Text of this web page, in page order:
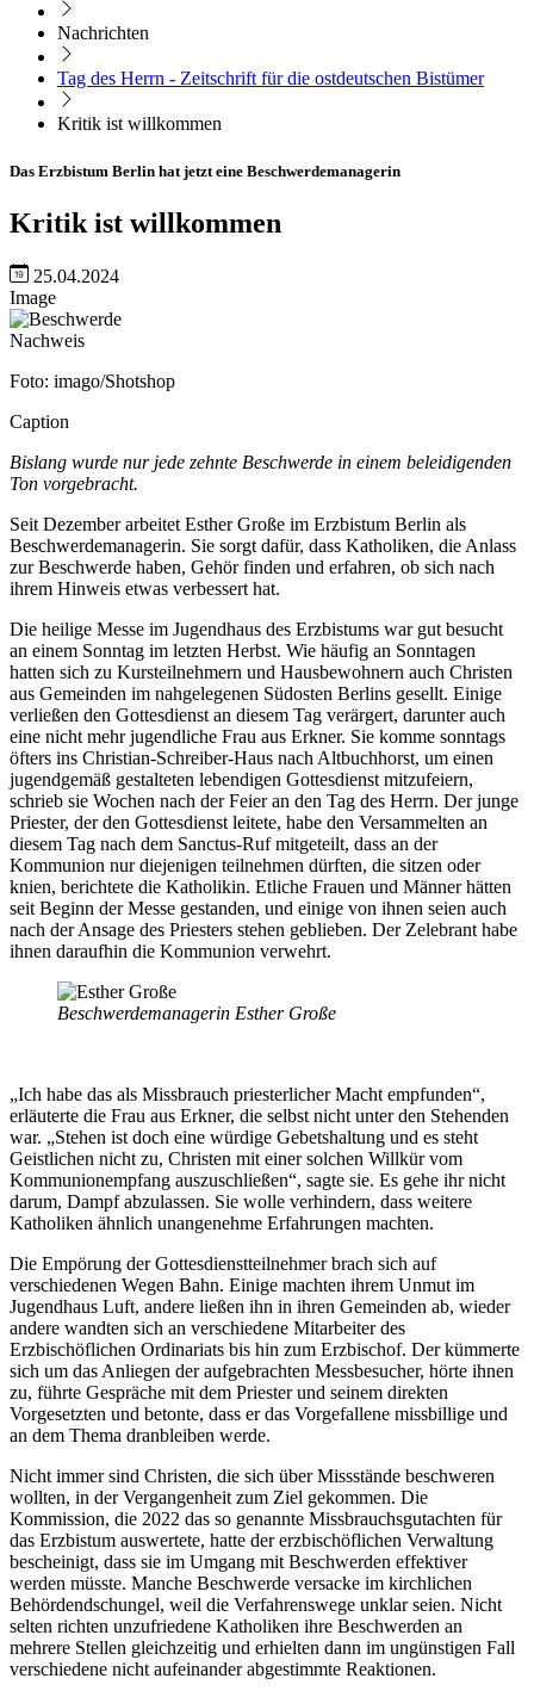
Nachrichten
Tag des Herrn - Zeitschrift für die ostdeutschen Bistümer
Kritik ist willkommen
Das Erzbistum Berlin hat jetzt eine Beschwerdemanagerin
Kritik ist willkommen
25.04.2024
Image
Nachweis
Foto: imago/Shotshop
Caption
Bislang wurde nur jede zehnte Beschwerde in einem beleidigenden
Ton vorgebracht.
Seit Dezember arbeitet Esther Große im Erzbistum Berlin als
Beschwerdemanagerin. Sie sorgt dafür, dass Katholiken, die Anlass
zur Beschwerde haben, Gehör finden und erfahren, ob sich nach
ihrem Hinweis etwas verbessert hat.
Die heilige Messe im Jugendhaus des Erzbistums war gut besucht
an einem Sonntag im letzten Herbst. Wie häufig an Sonntagen
hatten sich zu Kursteilnehmern und Hausbewohnern auch Christen
aus Gemeinden im nahgelegenen Südosten Berlins gesellt. Einige
verließen den Gottesdienst an diesem Tag verärgert, darunter auch
eine nicht mehr jugendliche Frau aus Erkner. Sie komme sonntags
öfters ins Christian-Schreiber-Haus nach Altbuchhorst, um einen
jugendgemäß gestalteten lebendigen Gottesdienst mitzufeiern,
schrieb sie Wochen nach der Feier an den Tag des Herrn. Der junge
Priester, der den Gottesdienst leitete, habe den Versammelten an
diesem Tag nach dem Sanctus-Ruf mitgeteilt, dass an der
Kommunion nur diejenigen teilnehmen dürften, die sitzen oder
knien, berichtete die Katholikin. Etliche Frauen und Männer hätten
seit Beginn der Messe gestanden, und einige von ihnen seien auch
nach der Ansage des Priesters stehen geblieben. Der Zelebrant habe
ihnen daraufhin die Kommunion verwehrt.
Beschwerdemanagerin Esther Große
„Ich habe das als Missbrauch priesterlicher Macht empfunden“,
erläuterte die Frau aus Erkner, die selbst nicht unter den Stehenden
war. „Stehen ist doch eine würdige Gebetshaltung und es steht
Geistlichen nicht zu, Christen mit einer solchen Willkür vom
Kommunionempfang auszuschließen“, sagte sie. Es gehe ihr nicht
darum, Dampf abzulassen. Sie wolle verhindern, dass weitere
Katholiken ähnlich unangenehme Erfahrungen machten.
Die Empörung der Gottesdienstteilnehmer brach sich auf
verschiedenen Wegen Bahn. Einige machten ihrem Unmut im
Jugendhaus Luft, andere ließen ihn in ihren Gemeinden ab, wieder
andere wandten sich an verschiedene Mitarbeiter des
Erzbischöflichen Ordinariats bis hin zum Erzbischof. Der kümmerte
sich um das Anliegen der aufgebrachten Messbesucher, hörte ihnen
zu, führte Gespräche mit dem Priester und seinem direkten
Vorgesetzten und betonte, dass er das Vorgefallene missbillige und
an dem Thema dranbleiben werde.
Nicht immer sind Christen, die sich über Missstände beschweren
wollten, in der Vergangenheit zum Ziel gekommen. Die
Kommission, die 2022 das so genannte Missbrauchsgutachten für
das Erzbistum auswertete, hatte der erzbischöflichen Verwaltung
bescheinigt, dass sie im Umgang mit Beschwerden effektiver
werden müsste. Manche Beschwerde versacke im kirchlichen
Behördendschungel, weil die Verfahrenswege unklar seien. Nicht
selten richten unzufriedene Katholiken ihre Beschwerden an
mehrere Stellen gleichzeitig und erhielten dann im ungünstigen Fall
verschiedene nicht aufeinander abgestimmte Reaktionen.